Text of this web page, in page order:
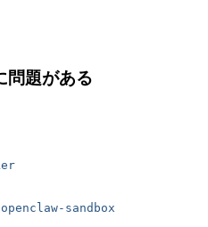
問題がある
openclaw-sandbox